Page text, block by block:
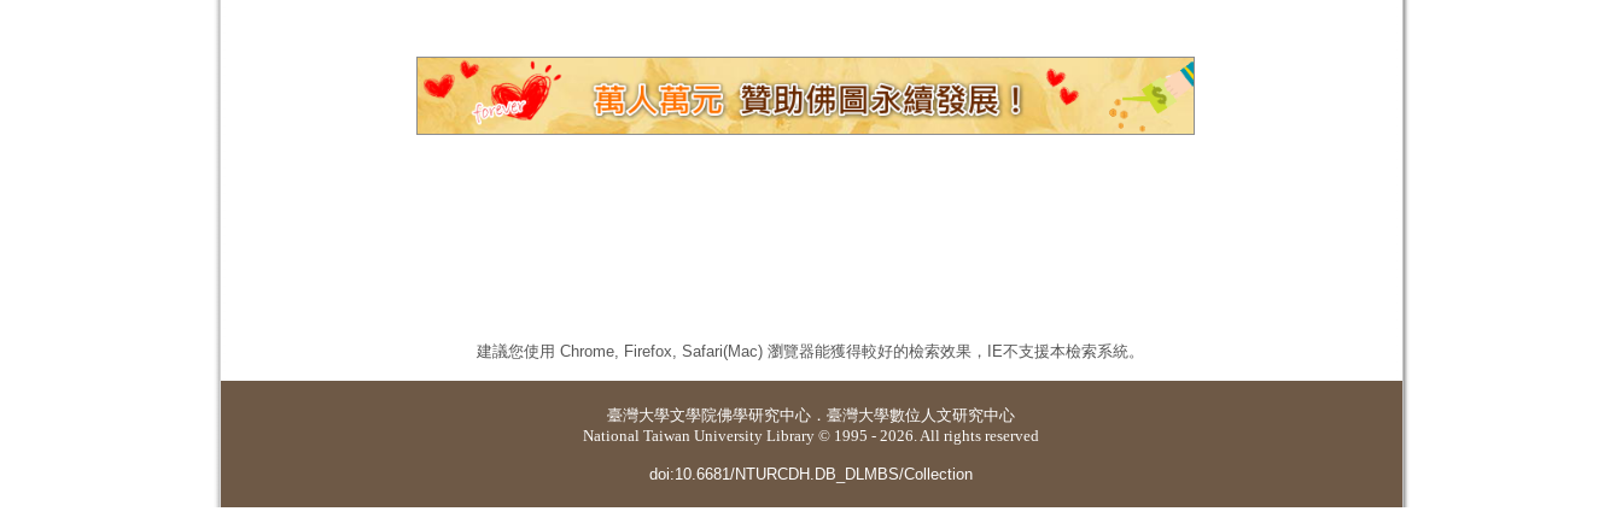
建議您使用 Chrome, Firefox, Safari(Mac) 瀏覽器能獲得較好的檢索效果，IE不支援本檢索系統。
臺灣大學文學院佛學研究中心 ． 臺灣大學數位人文研究中心
National Taiwan University Library © 1995 - 2026. All rights reserved
doi:10.6681/NTURCDH.DB_DLMBS/Collection